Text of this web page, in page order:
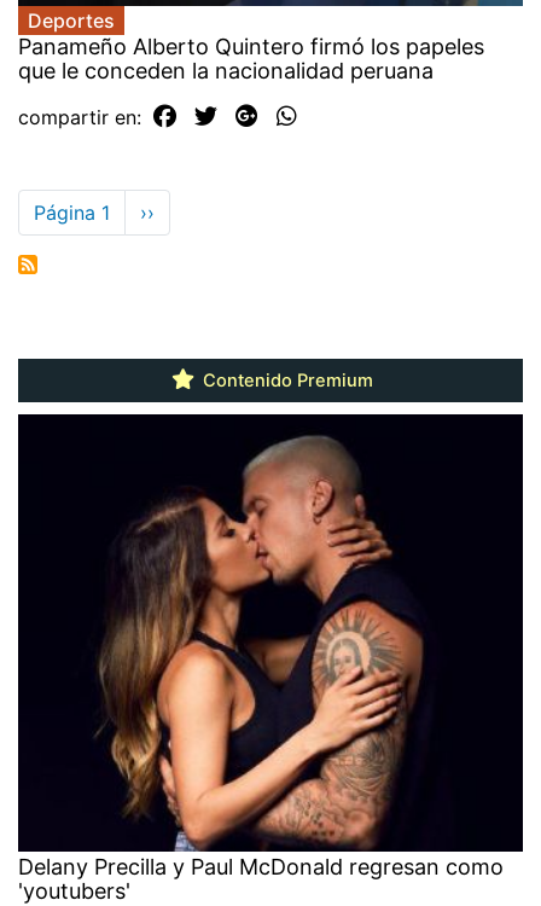
Deportes
Panameño Alberto Quintero firmó los papeles
que le conceden la nacionalidad peruana
compartir en:
Paginación
Página 1
Siguiente
página
››
Contenido Premium
Delany Precilla y Paul McDonald regresan como
'youtubers'